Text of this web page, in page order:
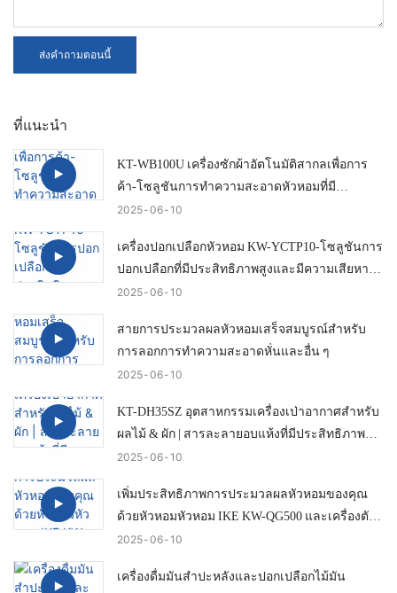
ส่งคำถามตอนนี้
ที่แนะนำ
KT-WB100U เครื่องซักผ้าอัตโนมัติสากลเพื่อการ
ค้า-โซลูชันการทำความสะอาดหัวหอมที่มี
ประสิทธิภาพและสมาร์ท
2025 06 10
เครื่องปอกเปลือกหัวหอม KW-YCTP10-โซลูชันการ
ปอกเปลือกที่มีประสิทธิภาพสูงและมีความเสียหาย
ต่ำ
2025 06 10
สายการประมวลผลหัวหอมเสร็จสมบูรณ์สำหรับ
การลอกการทำความสะอาดหั่นและอื่น ๆ
2025 06 10
KT-DH35SZ อุตสาหกรรมเครื่องเป่าอากาศสำหรับ
ผลไม้ & ผัก | สารละลายอบแห้งที่มีประสิทธิภาพ
โดยไอค์
2025 06 10
เพิ่มประสิทธิภาพการประมวลผลหัวหอมของคุณ
ด้วยหัวหอมหัวหอม IKE KW-QG500 และเครื่องตัด
หาง
2025 06 10
เครื่องดื่มมันสำปะหลังและปอกเปลือกไม้มัน